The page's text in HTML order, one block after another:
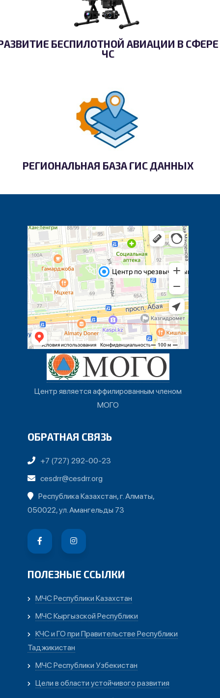
БЕСПИЛОТНОЙ АВИАЦИИ В СФЕРЕ
ЧС
РЕГИОНАЛЬНАЯ БАЗА ГИС ДАННЫХ
Центр является аффилированным членом
МОГО
ОБРАТНАЯ СВЯЗЬ
+7 (727) 292-00-23
cesdrr@cesdrr.org
Республика Казахстан, г. Алматы,
050022, ул. Амангельды 73
ПОЛЕЗНЫЕ ССЫЛКИ
МЧС Республики Казахстан
МЧС Кыргызской Республики
КЧС и ГО при Правительстве Республики
Таджикистан
МЧС Республики Узбекистан
Цели в области устойчивого развития